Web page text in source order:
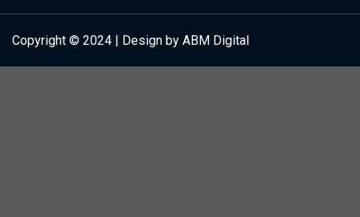
Copyright © 2024 | Design by ABM Digital